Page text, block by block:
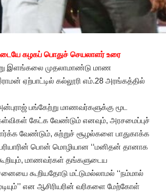
கழகப் பொதுச் செயலாளர் உரை
இளங்கலை முதலாமாண்டு மாண
ஏற்பாட்டில் கல்லூரி எம்.28 அரங்கத்தில்
பங்கேற்று மாணவர்களுக்கு மூட
கேட்க வேண்டும் எனவும், அரசமைப்புச்
வேண்டும், சுற்றுச் சூழல்களை பாதுகாக்க
பொன் மொழியான ‘‘மனிதன் தானாக
மாணவர்கள் தங்களுடைய
கூறியதோடு மட்டுமல்லாமல் ‘‘நம்மால்
என ஆசிரியரின் வரிகளை மேற்கோள்